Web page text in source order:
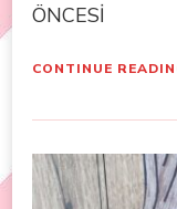
ÖNCESİ
CONTINUE